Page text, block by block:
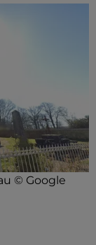
© Google